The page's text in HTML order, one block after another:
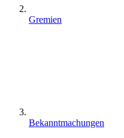
Gremien
Bekanntmachungen